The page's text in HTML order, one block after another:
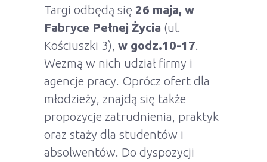
Targi odbędą się 26 maja, w
Fabryce Pełnej Życia (ul.
Kościuszki 3), w godz.10-17.
Wezmą w nich udział firmy i
agencje pracy. Oprócz ofert dla
młodzieży, znajdą się także
propozycje zatrudnienia, praktyk
oraz staży dla studentów i
absolwentów. Do dyspozycji